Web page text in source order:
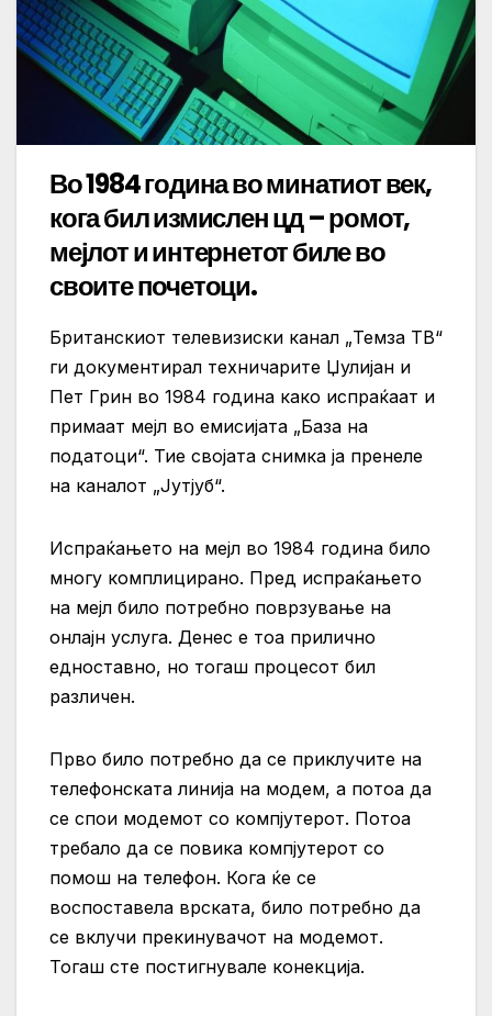
Во 1984 година во минатиот век,
кога бил измислен цд – ромот,
мејлот и интернетот биле во
своите почетоци.
Британскиот телевизиски канал „Темза ТВ“
ги документирал техничарите Џулијан и
Пет Грин во 1984 година како испраќаат и
примаат мејл во емисијата „База на
податоци“. Тие својата снимка ја пренеле
на каналот „Јутјуб“.
Испраќањето на мејл во 1984 година било
многу комплицирано. Пред испраќањето
на мејл било потребно поврзување на
онлајн услуга. Денес е тоа прилично
едноставно, но тогаш процесот бил
различен.
Прво било потребно да се приклучите на
телефонската линија на модем, а потоа да
се спои модемот со компјутерот. Потоа
требало да се повика компјутерот со
помош на телефон. Кога ќе се
воспоставела врската, било потребно да
се вклучи прекинувачот на модемот.
Тогаш сте постигнувале конекција.